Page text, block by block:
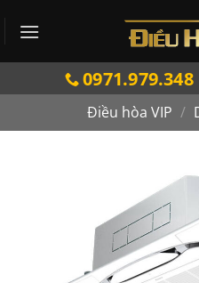
qua
0971.979.348
Điều hòa VIP /